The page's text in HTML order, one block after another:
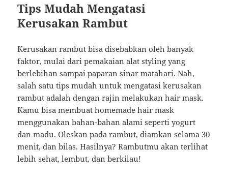
Tips Mudah Mengatasi
Kerusakan Rambut
Kerusakan rambut bisa disebabkan oleh banyak
faktor, mulai dari pemakaian alat styling yang
berlebihan sampai paparan sinar matahari. Nah,
salah satu tips mudah untuk mengatasi kerusakan
rambut adalah dengan rajin melakukan hair mask.
Kamu bisa membuat homemade hair mask
menggunakan bahan-bahan alami seperti yogurt
dan madu. Oleskan pada rambut, diamkan selama 30
menit, dan bilas. Hasilnya? Rambutmu akan terlihat
lebih sehat, lembut, dan berkilau!